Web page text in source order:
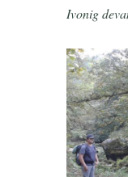
Ivonig